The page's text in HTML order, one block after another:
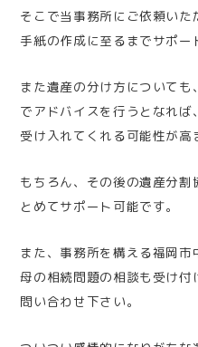
そこで当事務所にご依頼い
手紙の作成に至るまでサポー
また遺産の分け方について
でアドバイスを行うとなれ
受け入れてくれる可能性が高
もちろん、その後の遺産分
とめてサポート可能です。
また、事務所を構える福岡
母の相続問題の相談も受け
問い合わせ下さい。